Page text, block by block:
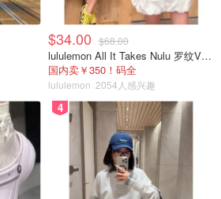
慢一点点的按摩至吸收，但不长脂
。
treatment with avocado
$34.00 $68.00
lululemon All It Takes Nulu 罗纹V领短袖T恤
国内卖￥350！码全
lululemon 2054人感兴趣
4